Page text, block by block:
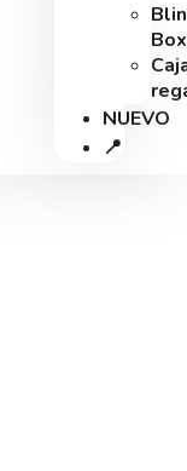
Box
NUEVO
📍